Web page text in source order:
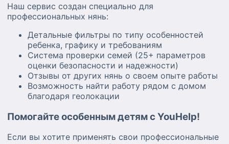
Наш сервис создан специально для
профессиональных нянь:
Детальные фильтры по типу особенностей
ребенка, графику и требованиям
Система проверки семей (25+ параметров
оценки безопасности и надежности)
Отзывы от других нянь о своем опыте работы
Возможность найти работу рядом с домом
благодаря геолокации
Помогайте особенным детям с YouHelp!
Если вы хотите применять свои профессиональные